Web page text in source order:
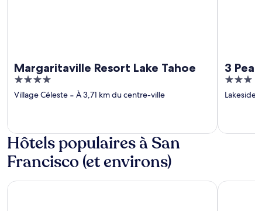
Margaritaville Resort Lake Tahoe
4
out
Village Céleste ‐ À 3,71 km du centre-ville
3
3
out
Lakeside
Hôtels populaires à San
Francisco (et environs)
Holiday Inn Golden Gateway by IHG Hotel Riu